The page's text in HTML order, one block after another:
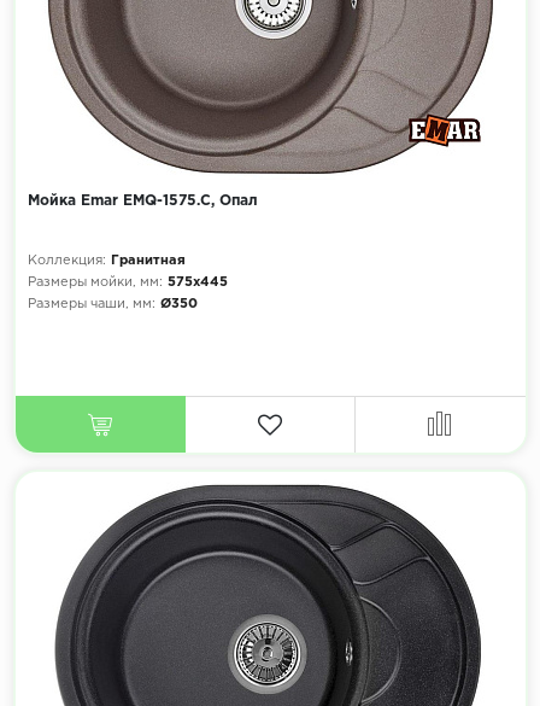
Мойка Emar EMQ-1575.C, Опал
Коллекция:
Гранитная
Размеры мойки, мм: 575х445
Размеры чаши, мм: Ø350